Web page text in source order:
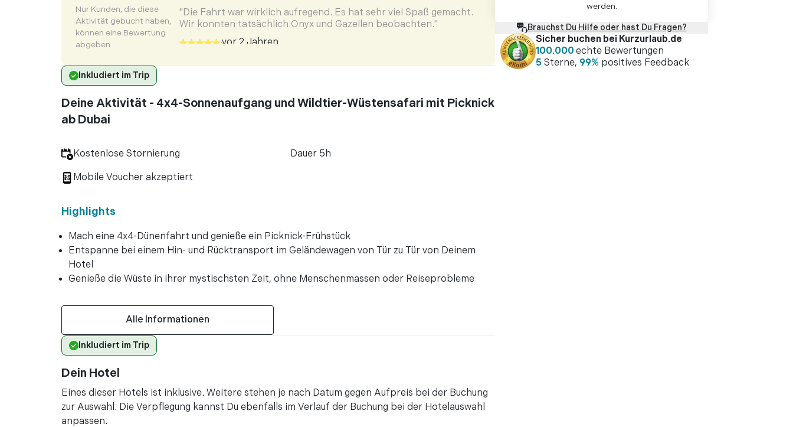
Nur Kunden, die diese
Aktivität gebucht haben,
können eine Bewertung
abgeben.
"Die Fahrt war wirklich aufregend. Es hat sehr viel Spaß gemacht.
Wir konnten tatsächlich Onyx und Gazellen beobachten."
•vor 2 Jahren
"Alles in allem eine brillante Reise. Der Reiseführer war
hervorragend. Beim Abholen erklärte er uns den Reiseplan,
"Am Morgen der aufgehenden Sonne in der Wüste entgegen zu
fahren ist ein sehr tolles Erlebnis. Die weitere Wüstensafari war
schon beeindruckend, die F ...
Mehr lesen
vor 3 Jahren
"Der Reiseführer war sehr sachkundig und informativ. Die Reise
Mehr lesen
vor 2 Jahren
Inkludiert im Trip
Deine Aktivität - 4x4-Sonnenaufgang und Wildtier-Wüstensafari mit Picknick
ab Dubai
Kostenlose Stornierung Dauer 5h
Mobile Voucher akzeptiert
Highlights
Mach eine 4x4-Dünenfahrt und genieße ein Picknick-Frühstück
Entspanne bei einem Hin- und Rücktransport im Geländewagen von Tür zu Tür von Deinem
Hotel
Genieße die Wüste in ihrer mystischsten Zeit, ohne Menschenmassen oder Reiseprobleme
Alle Informationen
Inkludiert im Trip
Dein Hotel
Eines dieser Hotels ist inklusive. Weitere stehen je nach Datum gegen Aufpreis bei der Buchung
zur Auswahl. Die Verpflegung kannst Du ebenfalls im Verlauf der Buchung bei der Hotelauswahl
anpassen.
werden.
Brauchst Du Hilfe oder hast Du Fragen?
Sicher buchen bei Kurzurlaub.de
100.000echte Bewertungen
5Sterne, 99% positives Feedback